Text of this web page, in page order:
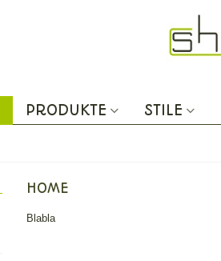
PRODUKTE STILE
HOME
Blabla